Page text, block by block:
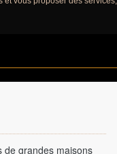
de grandes maisons